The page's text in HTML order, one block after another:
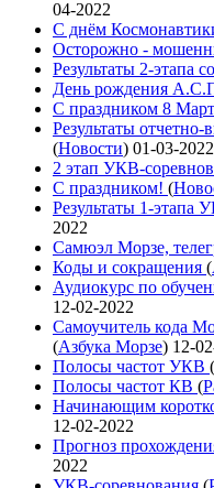
04-2022
С днём
Осторожно -
Результаты 2-этапа
День рождения
С праздником 8
Результаты
(Новости) 01-03-2022
2 этап УКВ-
С праздником! (
Результаты 1-этапа
2022
Самюэл Морзе,
Коды и сокращения (
Аудиокурс по
12-02-2022
Самоучитель кода
(Азбука Морзе) 12-
Полосы частот УКВ (
Полосы частот КВ (
Начинающим
12-02-2022
Прогноз
2022